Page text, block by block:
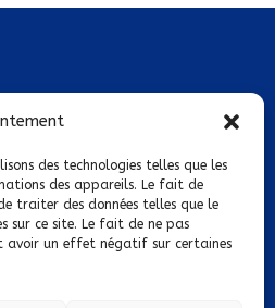
des technologies telles que les
des appareils. Le fait de
traiter des données telles que le
sur ce site. Le fait de ne pas
avoir un effet négatif sur certaines